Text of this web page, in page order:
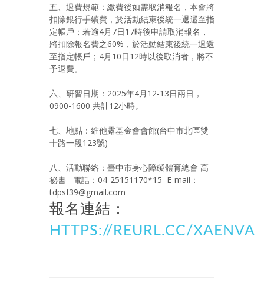
五、退費規範：繳費後如需取消報名，本會將
扣除銀行手續費，於活動結束後統一退還至指
定帳戶；若逾4月7日17時後申請取消報名，
將扣除報名費之60%，於活動結束後統一退還
至指定帳戶；4月10日12時以後取消者，將不
予退費。
六、研習日期：2025年4月12-13日兩日，
0900-1600 共計12小時。
七、地點：維他露基金會會館(台中市北區雙
十路一段123號)
八、活動聯絡：臺中市身心障礙體育總會 高
祕書 電話：04-25151170*15 E-mail：
tdpsf39@gmail.com
報名連結：
HTTPS://REURL.CC/XAENVA